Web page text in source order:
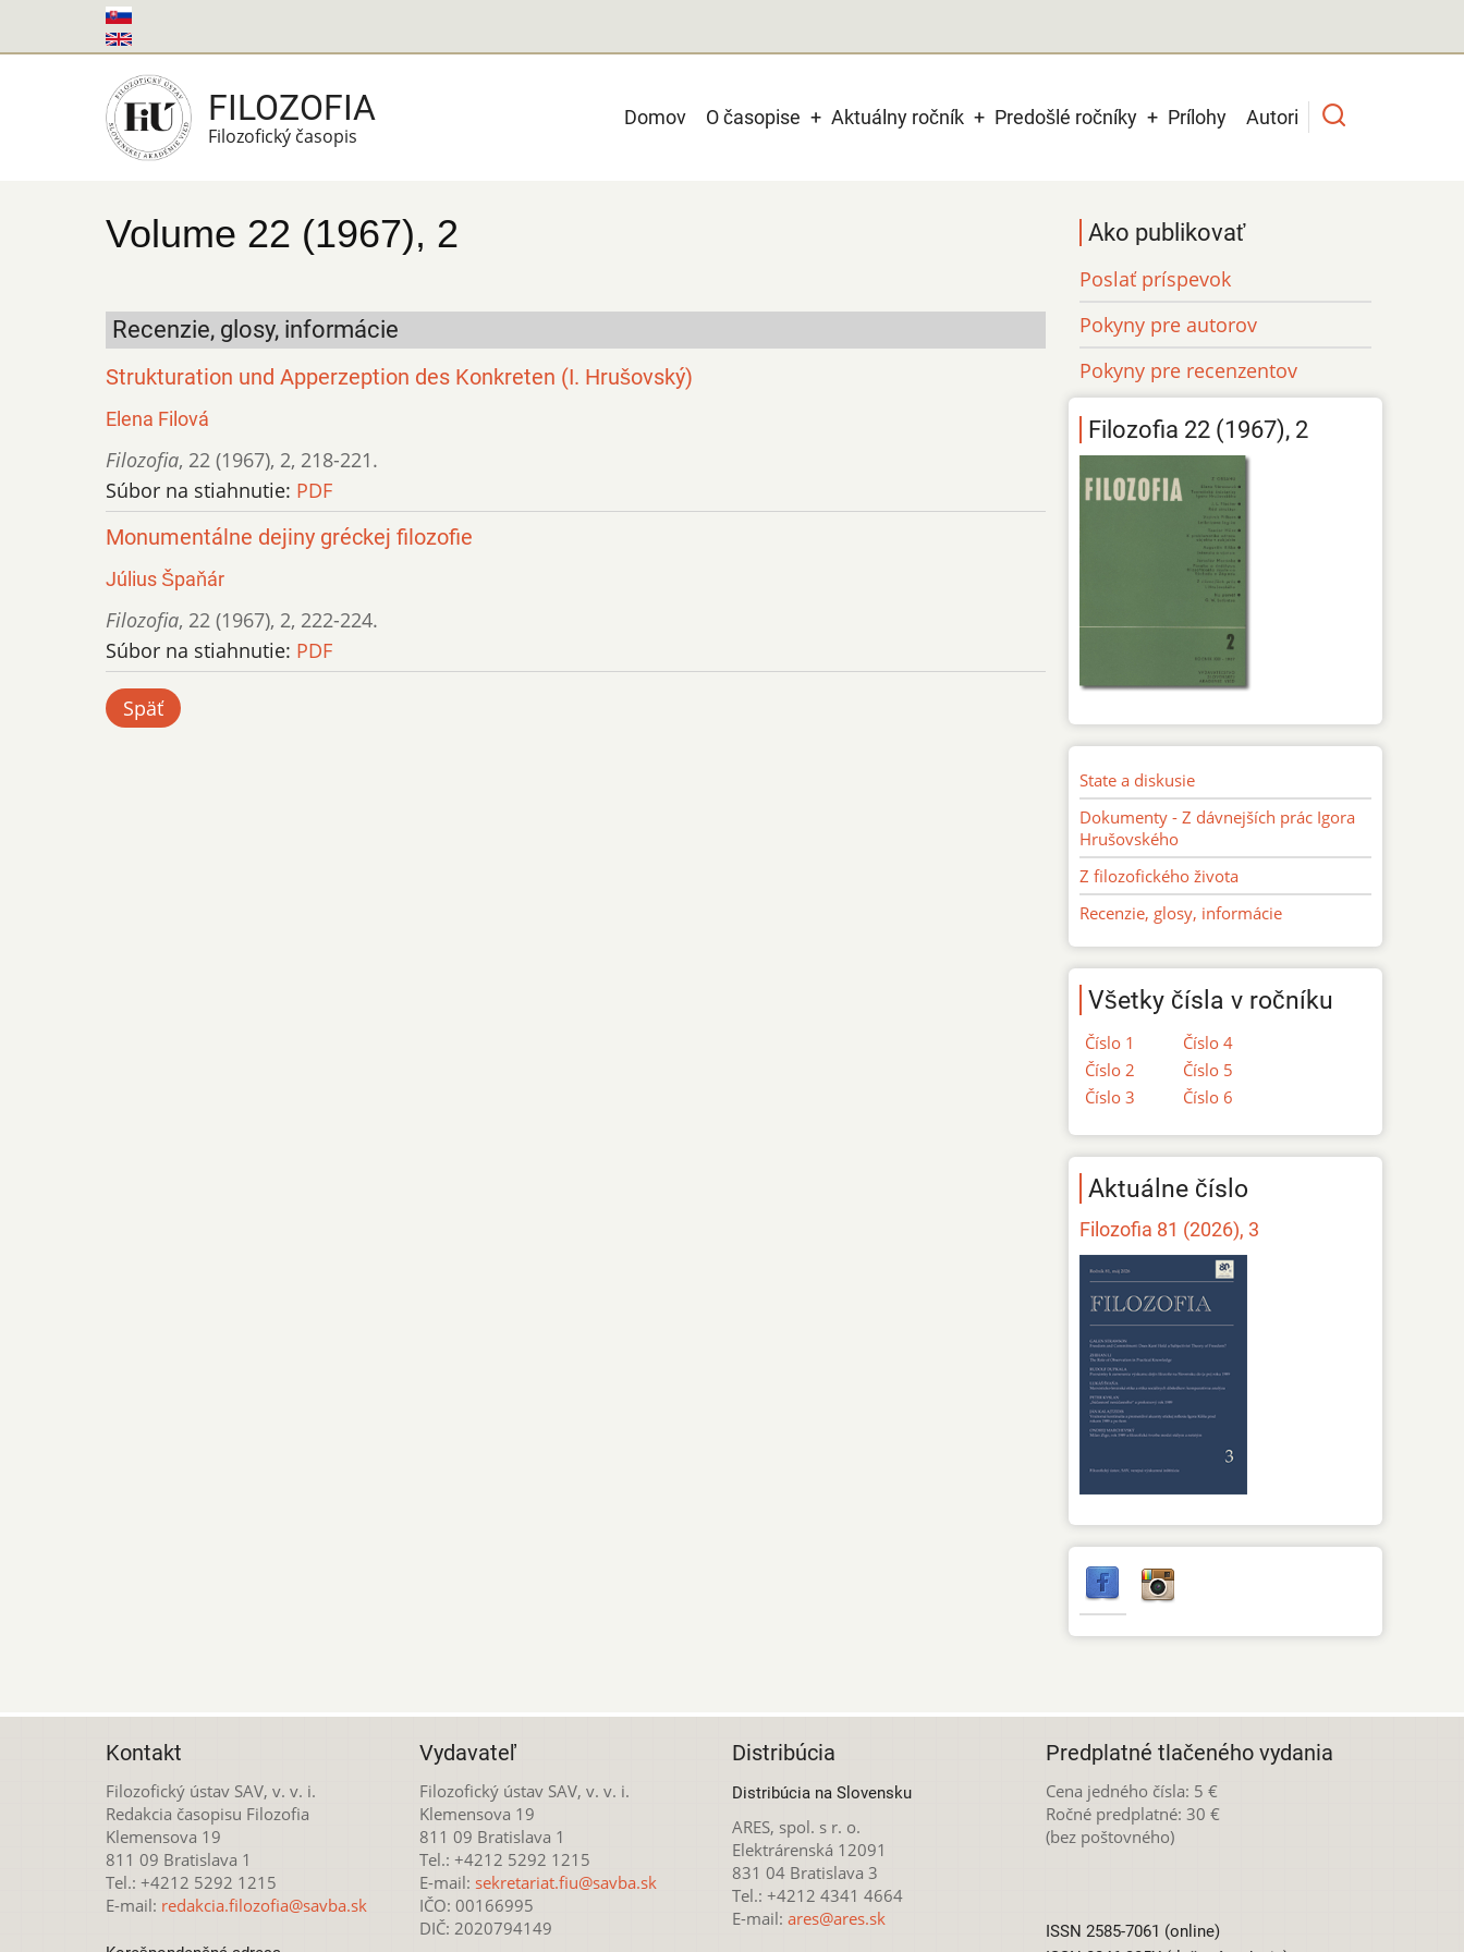
na
FILOZOFIA
Filozofický časopis
Main
Domov O časopise Aktuálny ročník Predošlé ročníky Prílohy Autori
Volume 22 (1967), 2
Recenzie, glosy, informácie
Strukturation und Apperzeption des Konkreten (I. Hrušovský)
Elena Filová
Filozofia, 22 (1967), 2, 218-221.
Súbor na stiahnutie: PDF
Monumentálne dejiny gréckej filozofie
Július Špaňár
Filozofia, 22 (1967), 2, 222-224.
Súbor na stiahnutie: PDF
Späť
Ako publikovať
Poslať príspevok
Pokyny pre autorov
Pokyny pre recenzentov
Filozofia 22 (1967), 2
State a diskusie
Dokumenty - Z dávnejších prác Igora
Hrušovského
Z filozofického života
Recenzie, glosy, informácie
Všetky čísla v ročníku
Číslo 1
Číslo 2
Číslo 3
Číslo 4
Číslo 5
Číslo 6
Aktuálne číslo
Filozofia 81 (2026), 3
Kontakt
Filozofický ústav SAV, v. v. i.
Redakcia časopisu Filozofia
Klemensova 19
811 09 Bratislava 1
Tel.: +4212 5292 1215
E-mail: redakcia.filozofia@savba.sk
Vydavateľ
Filozofický ústav SAV, v. v. i.
Klemensova 19
811 09 Bratislava 1
Tel.: +4212 5292 1215
E-mail: sekretariat.fiu@savba.sk
IČO: 00166995
DIČ: 2020794149
Distribúcia
Distribúcia na Slovensku
ARES, spol. s r. o.
Elektrárenská 12091
831 04 Bratislava 3
Tel.: +4212 4341 4664
E-mail: ares@ares.sk
Predplatné tlačeného vydania
Cena jedného čísla: 5 €
Ročné predplatné: 30 €
(bez poštovného)
ISSN 2585-7061 (online)